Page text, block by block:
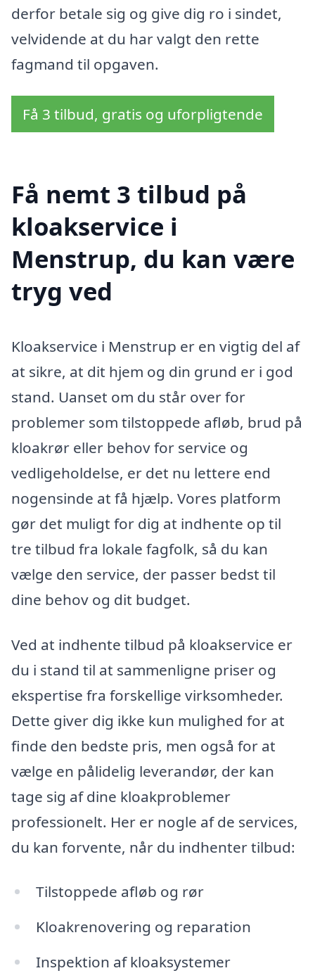
derfor betale sig og give dig ro i sindet,
velvidende at du har valgt den rette
fagmand til opgaven.
Få 3 tilbud, gratis og uforpligtende
Få nemt 3 tilbud på
kloakservice i
Menstrup, du kan være
tryg ved
Kloakservice i Menstrup er en vigtig del af
at sikre, at dit hjem og din grund er i god
stand. Uanset om du står over for
problemer som tilstoppede afløb, brud på
kloakrør eller behov for service og
vedligeholdelse, er det nu lettere end
nogensinde at få hjælp. Vores platform
gør det muligt for dig at indhente op til
tre tilbud fra lokale fagfolk, så du kan
vælge den service, der passer bedst til
dine behov og dit budget.
Ved at indhente tilbud på kloakservice er
du i stand til at sammenligne priser og
ekspertise fra forskellige virksomheder.
Dette giver dig ikke kun mulighed for at
finde den bedste pris, men også for at
vælge en pålidelig leverandør, der kan
tage sig af dine kloakproblemer
professionelt. Her er nogle af de services,
du kan forvente, når du indhenter tilbud:
Tilstoppede afløb og rør
Kloakrenovering og reparation
Inspektion af kloaksystemer